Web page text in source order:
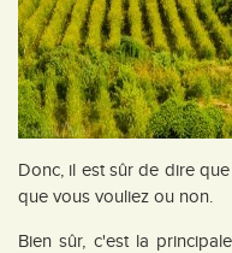
Donc, il est sûr de dire
que vous vouliez ou non.
Bien sûr, c'est la